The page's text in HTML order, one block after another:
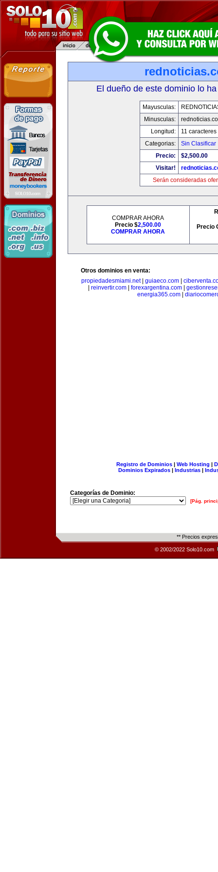
El dueño de este dominio lo
Mayusculas:
Minusculas:
Longitud:
11 caracteres
Categorias:
Sin Clasificar
Precio:
$2,500.00
Visitar!
Serán consideradas
COMPRAR AHORA
Precio $2,500.00
COMPRAR AHORA
Precio
Otros dominios en venta:
propiedadesmiami.net| guiaeco.com|
reinvertir.com forexargentina.com
energia365.com
Registro de Dominios| Web Hosting |
Dominios Expirados | Industrias |
Categorías de Dominio:
[Pág.
** Precios
© 2002/2022 Solo10.com